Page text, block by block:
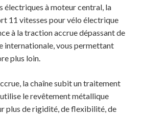
électriques à moteur central, la
11 vitesses pour vélo électrique
à la traction accrue dépassant de
internationale, vous permettant
plus loin.
la chaîne subit un traitement
le revêtement métallique
plus de rigidité, de flexibilité, de